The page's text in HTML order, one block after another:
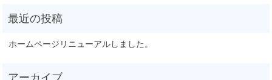
ホームページリニューアルしました。